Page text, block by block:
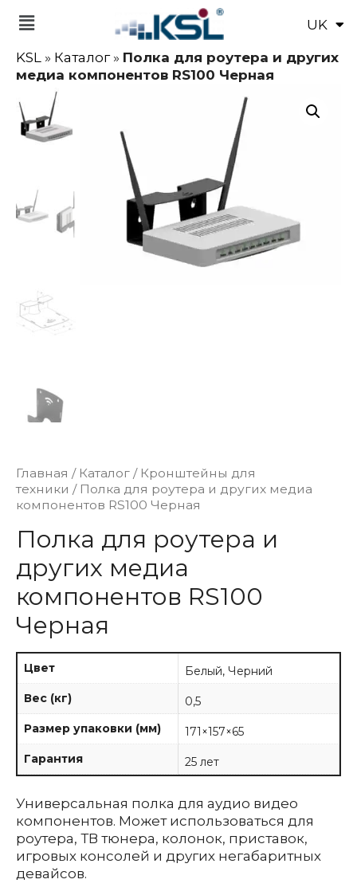
UK
EN
KSL » Каталог» Полка для роутера и других
медиа компонентов RS100 Черная
Главная / Каталог / Кронштейны для
техники / Полка для роутера и других медиа
компонентов RS100 Черная
Полка для роутера и
других медиа
компонентов RS100
Черная
Цвет
Белый, Черний
Вес (кг)
0,5
Размер упаковки (мм)
171×157×65
Гарантия
25 лет
Универсальная полка для аудио видео
компонентов. Может использоваться для
роутера, ТВ тюнера, колонок, приставок,
игровых консолей и других негабаритных
девайсов.